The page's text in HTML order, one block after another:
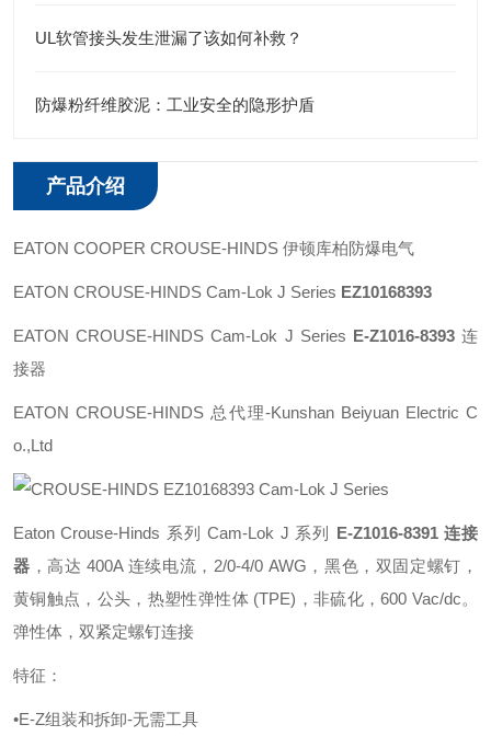
UL软管接头发生泄漏了该如何补救？
防爆粉纤维胶泥：工业安全的隐形护盾
产品介绍
EATON COOPER CROUSE-HINDS 伊顿库柏防爆电气
EATON CROUSE-HINDS Cam-Lok J Series EZ10168393
EATON CROUSE-HINDS Cam-Lok J Series E-Z1016-8393 连
接器
EATON CROUSE-HINDS 总代理-Kunshan Beiyuan Electric C
o.,Ltd
Eaton Crouse-Hinds 系列 Cam-Lok J 系列 E-Z1016-8391 连接
器 ，高达 400A 连续电流，2/0-4/0 AWG，黑色，双固定螺钉，
黄铜触点，公头，热塑性弹性体 (TPE)，非硫化，600 Vac/dc。
弹性体，双紧定螺钉连接
特征：
•E-Z组装和拆卸-无需工具